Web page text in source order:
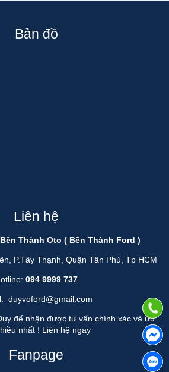
Bản đồ
Liên hệ
Thành Oto ( Bến Thành Ford )
P.Tây Thạnh, Quận Tân Phú, Tp HCM
094 9999 737
duyvoford@gmail.com
để nhận được tư vấn chính xác và ưu
nhất ! Liên hệ ngay
Fanpage